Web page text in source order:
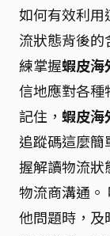
如何有效利用
流狀態背後
練掌握蝦皮海
信地應對各種
記住， 蝦皮海
追蹤碼這麼
握解讀物流狀
物流商溝通。
他問題時，及